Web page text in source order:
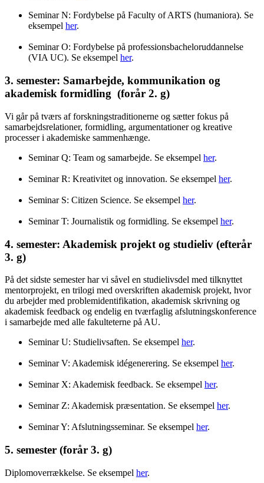
Seminar N: Fordybelse på Faculty of ARTS (humaniora). Se
eksempel her.
Seminar O: Fordybelse på professionsbacheloruddannelse
(VIA UC). Se eksempel her.
3. semester: Samarbejde, kommunikation og
akademisk formidling (forår 2. g)
Vi går på tværs af forskningstraditionerne og sætter fokus på
samarbejdsrelationer, formidling, argumentationer og kreative
processer i akademiske sammenhænge.
Seminar Q: Team og samarbejde. Se eksempel her.
Seminar R: Kreativitet og innovation. Se eksempel her.
Seminar S: Citizen Science. Se eksempel her.
Seminar T: Journalistik og formidling. Se eksempel her.
4. semester: Akademisk projekt og studieliv (efterår
3. g)
På det sidste semester har vi såvel en studielivsdel med tilknyttet
mentorprojekt, en trilogi med overskriften akademisk projekt, hvor
du arbejder med problemidentifikation, akademisk skrivning og
akademisk feedback og endelig en tværfaglig afslutningskonference
i samarbejde med alle fakulteterne på AU.
Seminar U: Studielivsaften. Se eksempel her.
Seminar V: Akademisk idégenerering. Se eksempel her.
Seminar X: Akademisk feedback. Se eksempel her.
Seminar Z: Akademisk præsentation. Se eksempel her.
Seminar Y: Afslutningsseminar. Se eksempel her.
5. semester (forår 3. g)
Diplomoverrækkelse. Se eksempel her.